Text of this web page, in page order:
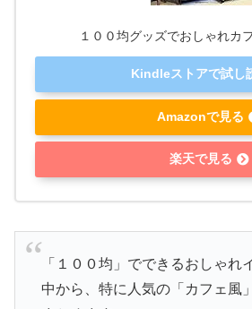
１００均グッズでおしゃれカ
Kindleストアで試し
Amazonで見る
楽天で見る
「１００均」でできるおしゃれ
中から、特に人気の「カフェ風